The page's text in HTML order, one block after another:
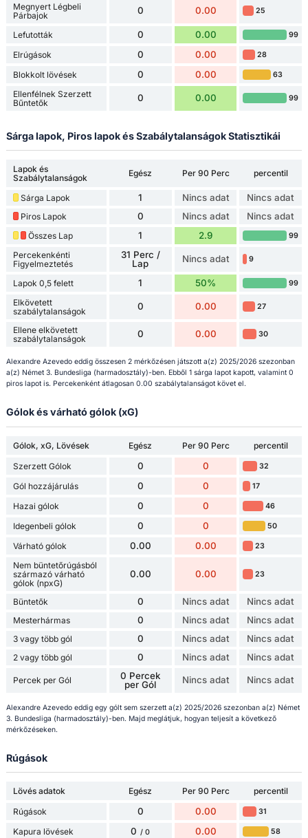
Megnyert Légbeli
Párbajok
0 0.00 25
Lefutották 0 0.00 99
Elrúgások 0 0.00 28
Blokkolt lövések 0 0.00 63
Ellenfélnek Szerzett
Bűntetők
0 0.00 99
Sárga lapok, Piros lapok és Szabálytalanságok Statisztikái
Lapok és
Szabálytalanságok
Egész Per 90 Perc percentil
Sárga Lapok 1 Nincs adat Nincs adat
Piros Lapok 0 Nincs adat Nincs adat
Összes Lap 1 2.9 99
Percekenkénti
Figyelmeztetés
31 Perc /
Lap
Nincs adat 9
Lapok 0,5 felett 1 50% 99
Elkövetett
szabálytalanságok
0 0.00 27
Ellene elkövetett
szabálytalanságok
0 0.00 30
Alexandre Azevedo eddig összesen 2 mérkőzésen játszott a(z) 2025/2026 szezonban
a(z) Német 3. Bundesliga (harmadosztály)-ben. Ebből 1 sárga lapot kapott, valamint 0
piros lapot is. Percekenként átlagosan 0.00 szabálytalanságot követ el.
Gólok és várható gólok (xG)
Gólok, xG, Lövések Egész Per 90 Perc
percentil
Szerzett Gólok
0 0 32
Gól hozzájárulás 0 0 17
Hazai gólok 0 0 46
Idegenbeli gólok 0 0 50
Várható gólok 0.00 0.00 23
Nem büntetőrúgásból
származó várható
gólok (npxG)
0.00 0.00 23
Büntetők 0 Nincs adat Nincs adat
Mesterhármas 0 Nincs adat Nincs adat
3 vagy több gól 0 Nincs adat Nincs adat
2 vagy több gól 0 Nincs adat Nincs adat
Percek per Gól
0 Percek
per Gól
Nincs adat Nincs adat
Alexandre Azevedo eddig egy gólt sem szerzett a(z) 2025/2026 szezonban a(z) Német
3. Bundesliga (harmadosztály)-ben. Majd meglátjuk, hogyan teljesít a következő
mérkőzéseken.
Rúgások
Lövés adatok Egész Per 90 Perc
percentil
Rúgások
0 0.00 31
Kapura lövések 0 / 0 0.00 58